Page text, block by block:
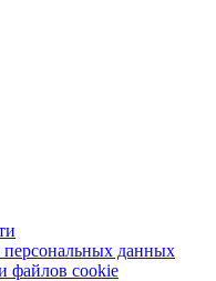
персональных данных
файлов cookie